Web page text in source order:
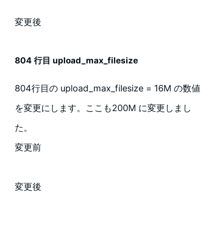
変更後
804 行目 upload_max_filesize
804行目の upload_max_filesize = 16M の数値
を変更にします。ここも200M に変更しまし
た。
変更前
変更後